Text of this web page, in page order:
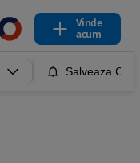
Vinde
acum
Salveaza